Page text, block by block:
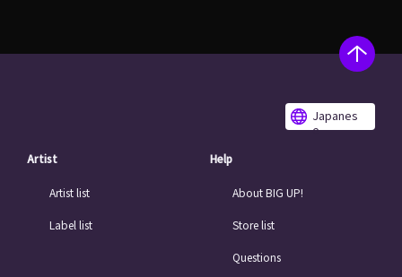
Japanes
e
Artist
Artist list
Label list
Help
About BIG UP!
Store list
Questions